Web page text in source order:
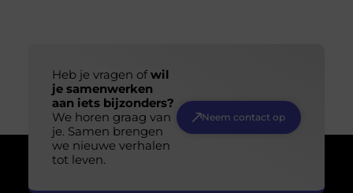
Heb je vragen ofwil
je samenwerken
aan iets bijzonders?
We horen graag van
je. Samen brengen
we nieuwe verhalen
tot leven.
Neem contact op